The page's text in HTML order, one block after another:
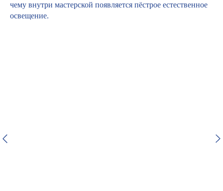
чему внутри мастерской появляется пёстрое естественное
освещение.